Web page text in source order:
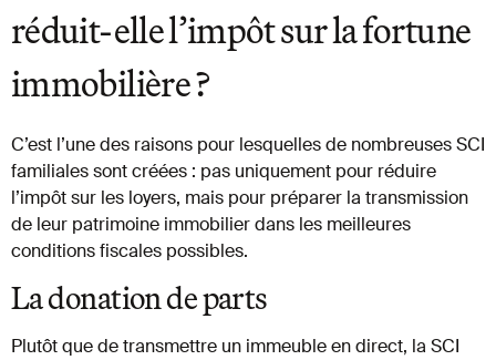
réduit-elle l’impôt sur la fortune
immobilière ?
C’est l’une des raisons pour lesquelles de nombreuses SCI
familiales sont créées : pas uniquement pour réduire
l’impôt sur les loyers, mais pour préparer la transmission
de leur patrimoine immobilier dans les meilleures
conditions fiscales possibles.
La donation de parts
Plutôt que de transmettre un immeuble en direct, la SCI